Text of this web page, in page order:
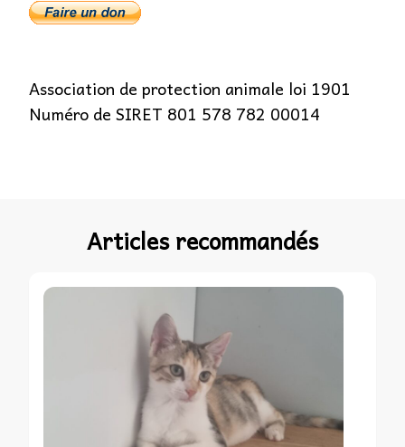
Association de protection animale loi 1901
Numéro de SIRET 801 578 782 00014
Articles recommandés